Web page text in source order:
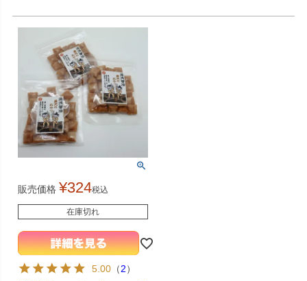
販売価格 ¥324税込
在庫切れ
5.00 （2）